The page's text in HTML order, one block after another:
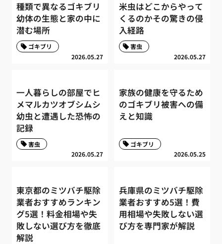
種類で異なるゴキブリ
幼体の生態と家の中に
潜む場所
2026.05.27
ゴキブリ
米虫はどこからやって
くるのかその驚きの侵
入経路
2026.05.27
害虫
一人暮らしの部屋でヒ
メマルカツオブシムシ
幼虫と遭遇した恐怖の
記録
2026.05.27
害虫
家族の健康を守るため
のゴキブリ被害への備
えと知識
2026.05.25
ゴキブリ
東京都のミツバチ駆除
業者おすすめランキン
グ5選！料金相場や失
敗しない選び方を徹底
解説
兵庫県のミツバチ駆除
業者おすすめ5選！費
用相場や失敗しない選
び方を専門家が解説